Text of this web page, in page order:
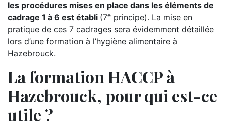
les procédures mises en place dans les éléments de
cadrage 1 à 6 est établi (7e principe). La mise en
pratique de ces 7 cadrages sera évidemment détaillée
lors d’une formation à l’hygiène alimentaire à
Hazebrouck.
La formation HACCP à
Hazebrouck, pour qui est-ce
utile ?